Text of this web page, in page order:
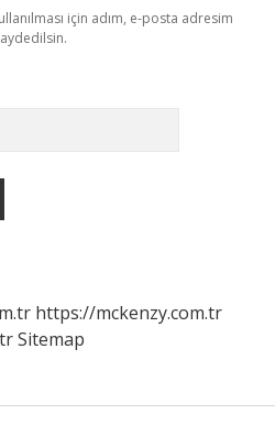
için adım, e-posta adresim
https://mckenzy.com.tr
Sitemap